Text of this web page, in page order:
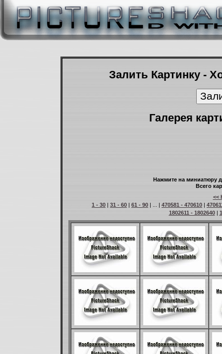
Залить Картинку -
Галерея
Нажмите на миниатюру
Всего
<<
1 - 30 | 31 - 60 | 61 - 90 | ... | 470581 - 470610 |
1802611 - 1802640|